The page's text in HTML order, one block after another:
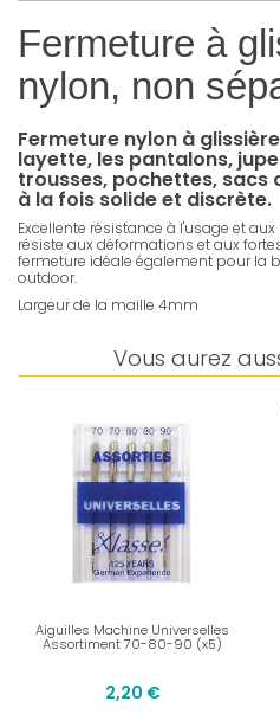
Fermeture à
nylon, non
Fermeture nylon à
layette, les pantalons,
trousses, pochettes, sacs
à la fois solide et discrète.
Excellente résistance à l'usage et
résiste aux déformations et aux
fermeture idéale également pour la
outdoor.
Largeur de la maille 4mm
Vous aurez
Aiguilles Machine Universelles
Assortiment 70-80-90 (x5)
2,20 €